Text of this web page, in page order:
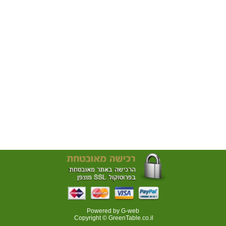
Powered by G-web
Copyright © GreenTable.co.il